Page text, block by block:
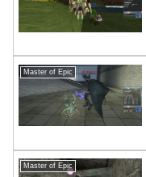
Master of Epic
Master of Epic